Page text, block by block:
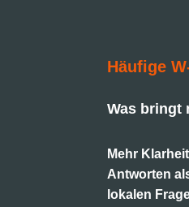
Häufige
Was bringt
Mehr
Antworten
lokalen